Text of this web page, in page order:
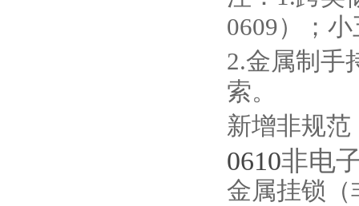
0609）；
2.金属制手
索。
新增非规
0610非电
金属挂锁（